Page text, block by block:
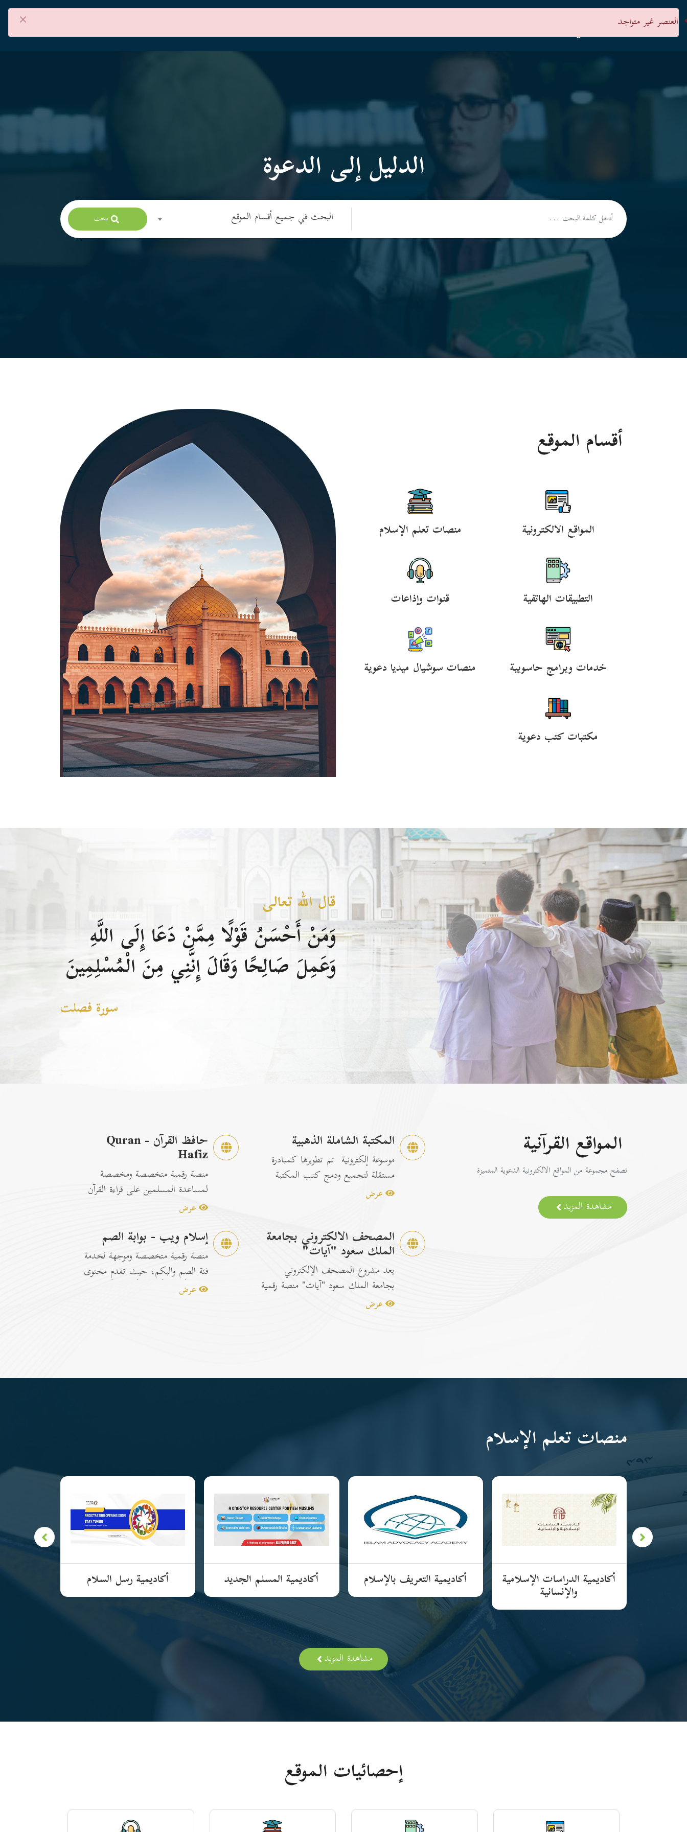
العنصر غير متواجد ×
الدليل إلى الدعوة
البحث في جميع أقسام الموقع بحث
أقسام الموقع
المواقع الالكترونية منصات تعلم الإسلام
التطبيقات الهاتفية قنوات وإذاعات
خدمات وبرامج حاسوبية منصات سوشيال ميديا دعوية
مكتبات كتب دعوية
قال الله تعالى
وَمَنْ أَحْسَنُ قَوْلًا مِمَّنْ دَعَا إِلَى اللَّهِ
وَعَمِلَ صَالِحًا وَقَالَ إِنَّنِي مِنَ الْمُسْلِمِينَ
سورة فصلت
المواقع القرآنية
تصفح مجموعة من المواقع الالكترونية الدعوية المتميزة
مشاهدة المزيد
المكتبة الشاملة الذهبية
موسوعة إلكترونية تم تطويرها كمبادرة
مستقلة لتجميع ودمج كتب المكتبة
الشاملة الرسمية مع إصدارات...
عرض
حافظ القرآن - Quran
Hafiz
منصة رقمية متخصصة ومخصصة
لمساعدة المسلمين على قراءة القرآن
الكريم وتسهيل عمليات الحفظ
عرض
المصحف الالكتروني بجامعة
الملك سعود "آيات"
يعد مشروع المصحف الإلكتروني
بجامعة الملك سعود "آيات" منصة رقمية
متكاملة ومخصصة لتصفح وقراءة القرآن
عرض
إسلام ويب - بوابة الصم
منصة رقمية متخصصة وموجهة لخدمة
فئة الصم والبكم، حيث تقدم محتوى
إسلامياً وتوعوياً تفاعلياً مترجماً با...
عرض
منصات تعلم الإسلام
أكاديمية الدراسات الإسلامية
والإنسانية
أكاديمية التعريف بالإسلام أكاديمية المسلم الجديد أكاديمية رسل السلام
مشاهدة المزيد
إحصائيات الموقع